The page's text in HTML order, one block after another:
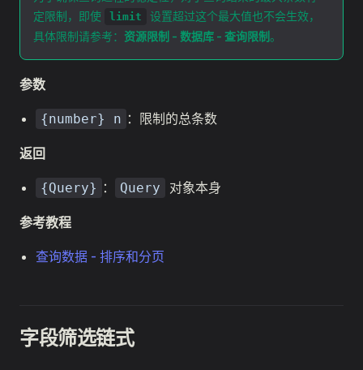
定限制，即使
limit
设置超过这个最大值也不会生效，
具体限制请参考： 资源限制 - 数据库 - 查询限制 。
参数
{number} n ：限制的总条数
返回
{Query} ： Query 对象本身
参考教程
查询数据 - 排序和分页
字段筛选链式